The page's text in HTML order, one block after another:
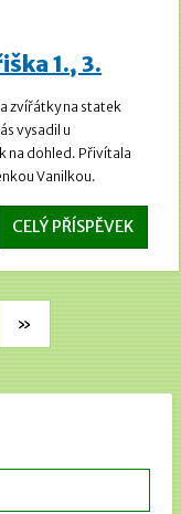
1., 3.
zvířátky na statek
vysadil u
na dohled. Přivítala
Vanilkou.
CELÝ PŘÍSPĚVEK
»